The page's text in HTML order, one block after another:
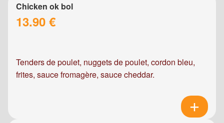
Chicken ok bol
13.90 €
Tenders de poulet, nuggets de poulet, cordon bleu,
frites, sauce fromagère, sauce cheddar.